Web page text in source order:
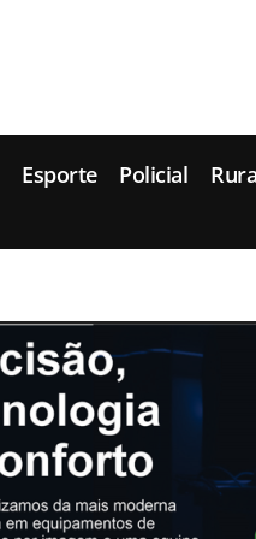
Esporte Policial